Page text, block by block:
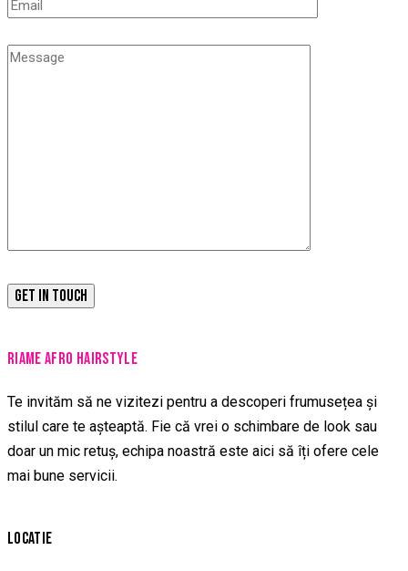
RIAME AFRO HAIRSTYLE
Te invităm să ne vizitezi pentru a descoperi frumusețea și
stilul care te așteaptă. Fie că vrei o schimbare de look sau
doar un mic retuș, echipa noastră este aici să îți ofere cele
mai bune servicii.
LOCATIE